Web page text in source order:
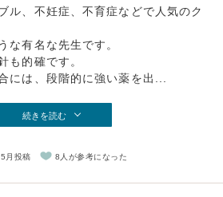
ル、不妊症、不育症などで人気のク
な有名な先生です。
も的確です。
には、段階的に強い薬を出...
続きを読む
月投稿 8人が参考になった